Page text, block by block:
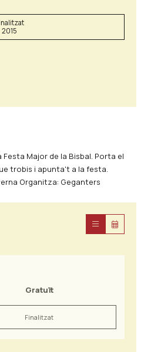
2015
Major de la Bisbal. Porta el
trobis i apunta't a la festa.
Organitza: Geganters
Gratuït
Finalitzat